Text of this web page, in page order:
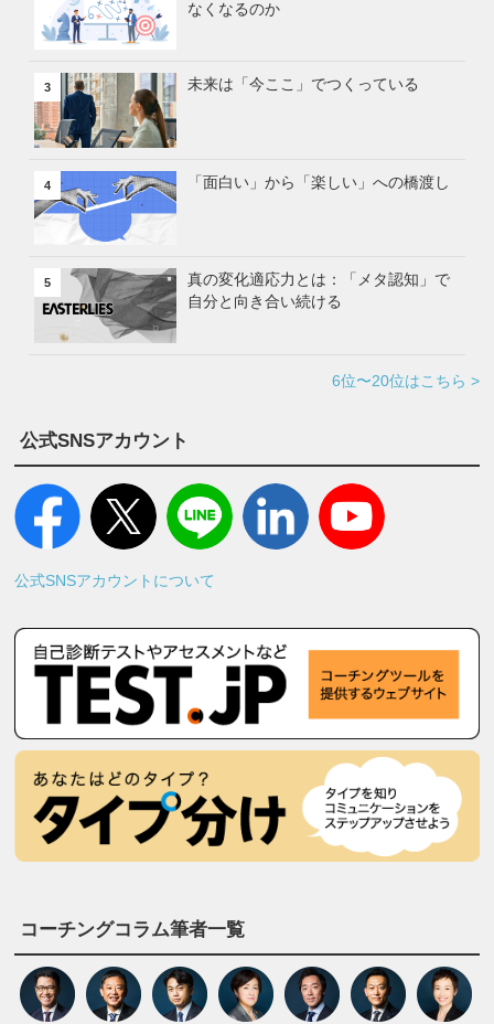
なくなるのか
3 未来は「今ここ」でつくっている
4 「面白い」から「楽しい」への橋渡し
5
真の変化適応力とは：「メタ認知」で
自分と向き合い続ける
6位〜20位はこちら >
公式SNSアカウント
公式SNSアカウントについて
コーチングコラム筆者一覧